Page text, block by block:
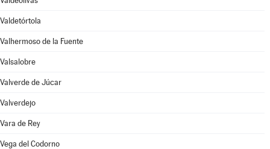
Valdetórtola
Valhermoso de la Fuente
Valsalobre
Valverde de Júcar
Valverdejo
Vara de Rey
Vega del Codorno